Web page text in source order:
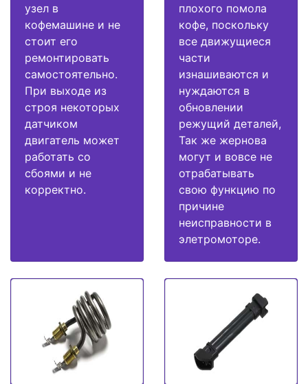
узел в
кофемашине и не
стоит его
ремонтировать
самостоятельно.
При выходе из
строя некоторых
датчиком
двигатель может
работать со
сбоями и не
корректно.
плохого помола
кофе, поскольку
все движущиеся
части
изнашиваются и
нуждаются в
обновлении
режущий деталей,
Так же жернова
могут и вовсе не
отрабатывать
свою функцию по
причине
неисправности в
элетромоторе.